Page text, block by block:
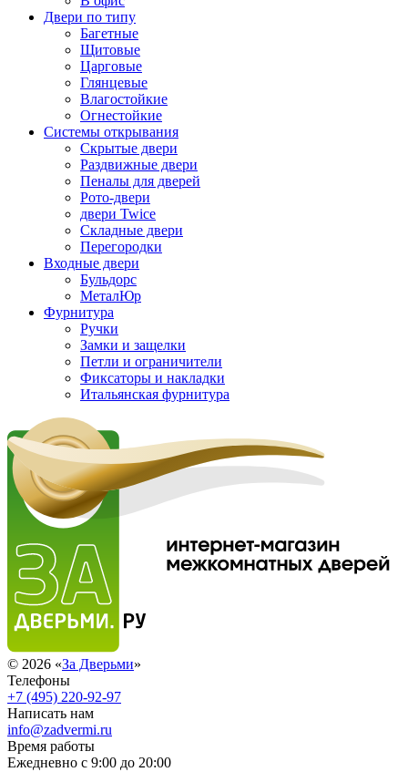
Двери по типу
Багетные
Щитовые
Царговые
Глянцевые
Влагостойкие
Огнестойкие
Системы открывания
Скрытые двери
Раздвижные двери
Пеналы для дверей
Рото-двери
двери Twice
Складные двери
Перегородки
Входные двери
Бульдорс
МеталЮр
Фурнитура
Ручки
Замки и защелки
Петли и ограничители
Фиксаторы и накладки
Итальянская фурнитура
© 2026 «За Дверьми»
Телефоны
+7 (495) 220-92-97
Написать нам
info@zadvermi.ru
Время работы
Ежедневно с 9:00 до 20:00